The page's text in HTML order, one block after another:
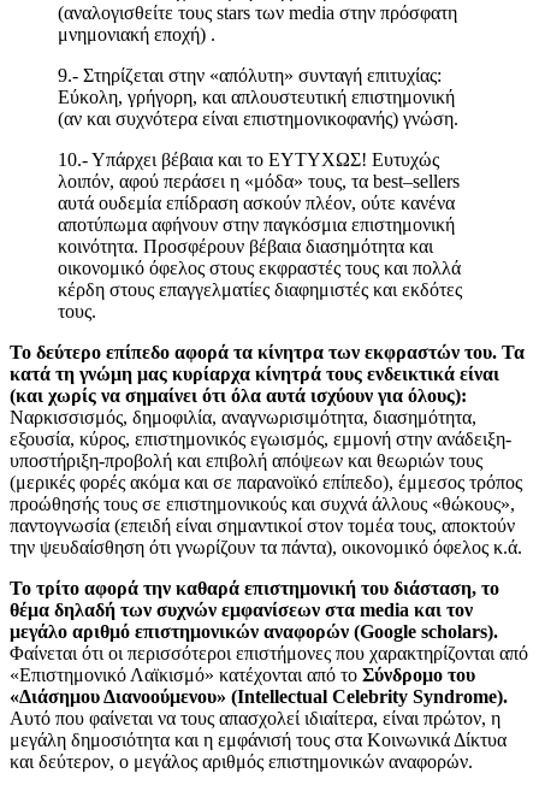
(αναλογισθείτε τους stars των media στην πρόσφατη
μνημονιακή εποχή) .
9.- Στηρίζεται στην «απόλυτη» συνταγή επιτυχίας:
Εύκολη, γρήγορη, και απλουστευτική επιστημονική
(αν και συχνότερα είναι επιστημονικοφανής) γνώση.
10.- Υπάρχει βέβαια και το ΕΥΤΥΧΩΣ! Ευτυχώς
λοιπόν, αφού περάσει η «μόδα» τους, τα best–sellers
αυτά ουδεμία επίδραση ασκούν πλέον, ούτε κανένα
αποτύπωμα αφήνουν στην παγκόσμια επιστημονική
κοινότητα. Προσφέρουν βέβαια διασημότητα και
οικονομικό όφελος στους εκφραστές τους και πολλά
κέρδη στους επαγγελματίες διαφημιστές και εκδότες
τους.
Το δεύτερο επίπεδο αφορά τα κίνητρα των εκφραστών του. Τα
κατά τη γνώμη μας κυρίαρχα κίνητρά τους ενδεικτικά είναι
(και χωρίς να σημαίνει ότι όλα αυτά ισχύουν για όλους):
Ναρκισσισμός, δημοφιλία, αναγνωρισιμότητα, διασημότητα,
εξουσία, κύρος, επιστημονικός εγωισμός, εμμονή στην ανάδειξη-
υποστήριξη-προβολή και επιβολή απόψεων και θεωριών τους
(μερικές φορές ακόμα και σε παρανοϊκό επίπεδο), έμμεσος τρόπος
προώθησής τους σε επιστημονικούς και συχνά άλλους «θώκους»,
παντογνωσία (επειδή είναι σημαντικοί στον τομέα τους, αποκτούν
την ψευδαίσθηση ότι γνωρίζουν τα πάντα), οικονομικό όφελος κ.ά.
Το τρίτο αφορά την καθαρά επιστημονική του διάσταση, το
θέμα δηλαδή των συχνών εμφανίσεων στα media και τον
μεγάλο αριθμό επιστημονικών αναφορών (Google scholars).
Φαίνεται ότι οι περισσότεροι επιστήμονες που χαρακτηρίζονται από
«Επιστημονικό Λαϊκισμό» κατέχονται από το Σύνδρομο του
«Διάσημου Διανοούμενου» (Intellectual Celebrity Syndrome).
Αυτό που φαίνεται να τους απασχολεί ιδιαίτερα, είναι πρώτον, η
μεγάλη δημοσιότητα και η εμφάνισή τους στα Κοινωνικά Δίκτυα
και δεύτερον, ο μεγάλος αριθμός επιστημονικών αναφορών.